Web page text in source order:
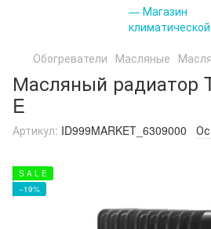
Обогреватели Масляные
Масляный радиатор
E
Артикул: ID999MARKET_6309000
S A L E
−19%